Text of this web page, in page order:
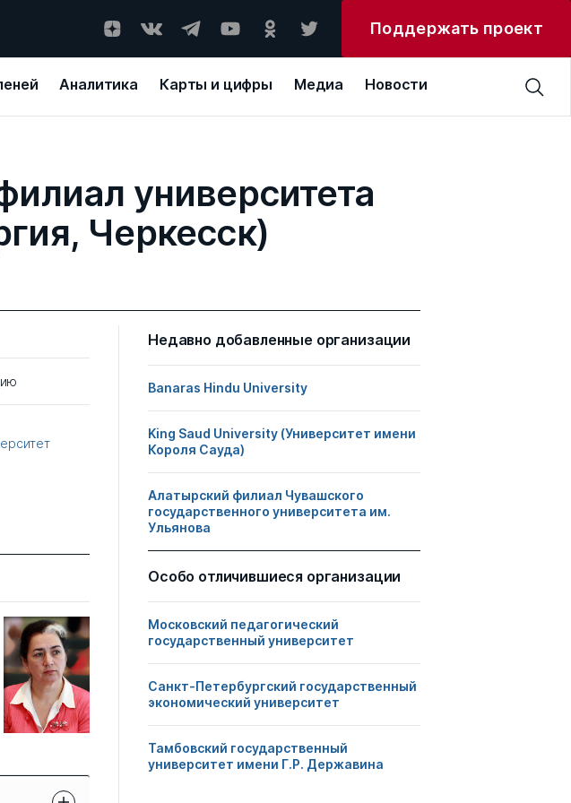
Поддержать проект
Аналитика Карты и цифры Медиа Новости
университета
Черкесск)
Недавно добавленные организации
Banaras Hindu University
King Saud University (Университет имени
Короля Сауда)
Алатырский филиал Чувашского
государственного университета им.
Ульянова
Особо отличившиеся организации
Московский педагогический
государственный университет
Санкт-Петербургский государственный
экономический университет
Тамбовский государственный
университет имени Г.Р. Державина